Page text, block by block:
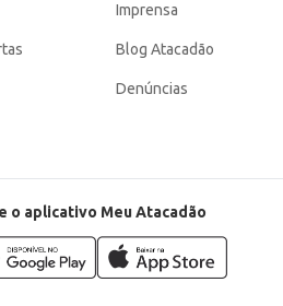
Imprensa
Blog Atacadão
Denúncias
o aplicativo Meu Atacadão